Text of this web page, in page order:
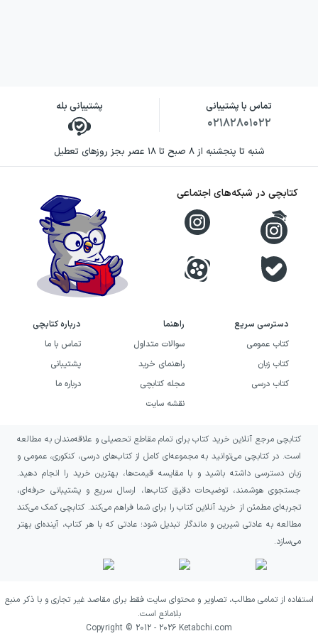
قطعه‌هایی از شعر و نوشته‌های عارفانه و عاشقانه
نیز به روایت عمق و تنوع می‌دهد. حاصل کار،
متنی آموزشی و داستانی است که می‌تواند
مثنوی و جایگاه او در ادبیات و عرفان فارسی
باشد.
خرید کتاب به دنبال مولانا به چه
کسانی پیشنهاد می‌شود؟
اگر نوجوانی هستید که به زندگی شاعران و
شخصیت‌های ادبی علاقه دارید، به دنبال مولانا
می‌تواند انتخابی مناسب برای آشنایی با یکی از
تأثیرگذارترین چهره‌های ادبی و عرفانی قرن هفتم
باشد. این کتاب برای خوانندگانی نوشته شده است
که می‌خواهند پیش از ورود به آثار دشوارتر
مولوی، تصویری کلی از زندگی، روابط و حوادث
مهم دوران او به دست آورند.
این اثر همچنین برای نوجوانانی پیشنهاد می‌شود
ترکیب ماجرا، اطلاعات مستند و قطعه‌های شعر،
می‌کند و آن را به سفری کوتاه در فضای فرهنگی و
اجتماعی روزگار مولانا تبدیل می‌سازد. علاقه‌مندان
تماس با پشتیبانی
۰۲۱۸۲۸۰۱۰۲۲
پشتیبانی بله
شنبه تا پنجشنبه از ۸ صبح تا ۱۸ عصر بجز روزهای تعطیل
دسترسی سریع
کتاب عمومی
کتاب زبان
کتاب درسی
راهنما
سوالات متداول
راهنمای خرید
مجله کتابچی
نقشه سایت
درباره کتابچی
تماس با ما
پشتیبانی
درباره ما
کتابچی در شبکه‌های اجتماعی
کتابچی مرجع آنلاین خرید کتاب برای تمام مقاطع تحصیلی و علاقه‌مندان به مطالعه
است. در کتابچی می‌توانید به مجموعه‌ای کامل از کتاب‌های درسی، کنکوری، عمومی و
زبان دسترسی داشته باشید و با مقایسه قیمت‌ها، بهترین خرید را انجام دهید.
جستجوی هوشمند، توضیحات دقیق کتاب‌ها، ارسال سریع و پشتیبانی حرفه‌ای،
تجربه‌ای مطمئن از خرید آنلاین کتاب را برای شما فراهم می‌کند. کتابچی کمک می‌کند
مطالعه به عادتی شیرین و ماندگار تبدیل شود؛ عادتی که با هر کتاب، آینده‌ای بهتر
می‌سازد.
استفاده از تمامی مطالب، تصاویر و محتوای سایت فقط برای مقاصد غیر تجاری و با ذکر منبع
بلامانع است.
Copyright © 2012 - 2026 Ketabchi.com